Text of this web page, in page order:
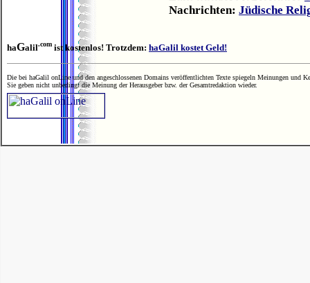
Nachrichten: Jüdische
haGalil.com ist kostenlos! Trotzdem: haGalil kostet Geld!
Die bei haGalil onLine und den angeschlossenen Domains veröffentlichten Texte spiegeln Meinungen und
Sie geben nicht unbedingt die Meinung der Herausgeber bzw. der Gesamtredaktion wieder.